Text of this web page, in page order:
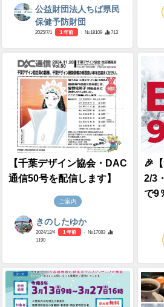
公益財団法人ちば県民
保健予防財団
2025/7/1 1 年前 - №18109 713
【千葉デザイン協会・DAC
通信50号を配信します】
ご案内
きのしたゆか
2024/12/4 1 年前
- №17083
1190
🎉
2/3
で9